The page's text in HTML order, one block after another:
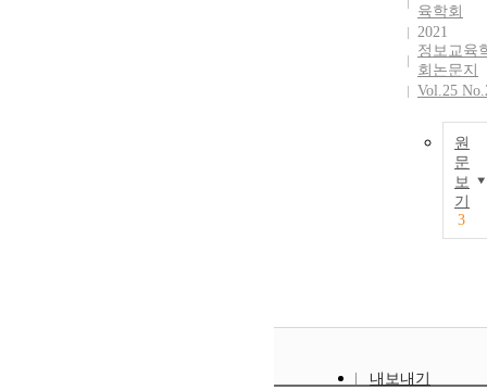
육학회
2021
정보교육
회논문지
Vol.25
원
문
보
기
3
내보내기